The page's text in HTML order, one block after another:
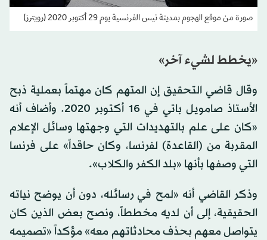
صورة من موقع الهجوم بمدينة نيس الفرنسية يوم 29 أكتوبر 2020 (رويترز)
«يخطط لشيء آخر»
وقال قاضي التحقيق إن المتهم كان مهتماً بعملية ذبح
الأستاذ صامويل باتي في 16 أكتوبر 2020. وأضاف أنه
«كان على علم بالتهديدات التي وجهتها وسائل الإعلام
المقربة من (القاعدة) لفرنسا، وكان حاقداً» على فرنسا
التي وصفها بأنها «بلد الكفر والكلاب».
وذكر القاضي أنه «لمح في رسائله، دون أن يوضح نياته
الحقيقية، إلى أن لديه مخططاً، ونصح بعض الذين كان
يتواصل معهم بحذف محادثاتهم معه» مؤكداً «تصميمه